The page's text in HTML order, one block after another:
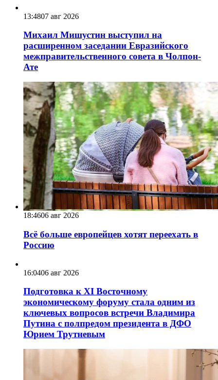
13:4807 авг 2026
Михаил Мишустин выступил на
расширенном заседании Евразийского
межправительственного совета в Чолпон-
Ате
18:4606 авг 2026
Всё больше европейцев хотят переехать в
Россию
16:0406 авг 2026
Подготовка к XI Восточному
экономическому форуму стала одним из
ключевых вопросов встречи Владимира
Путина с полпредом президента в ДФО
Юрием Трутневым